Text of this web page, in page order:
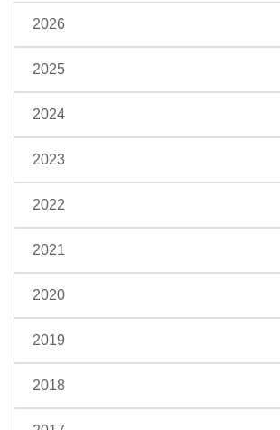
2026
2025
2024
2023
2022
2021
2020
2019
2018